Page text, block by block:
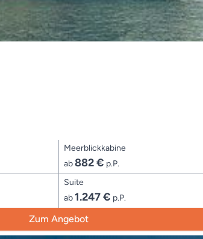
Meerblickkabine
ab882 € p.P.
Suite
ab1.247 € p.P.
Zum Angebot